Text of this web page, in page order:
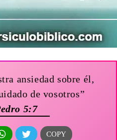
ansiedad sobre él,
de vosotros”
5:7